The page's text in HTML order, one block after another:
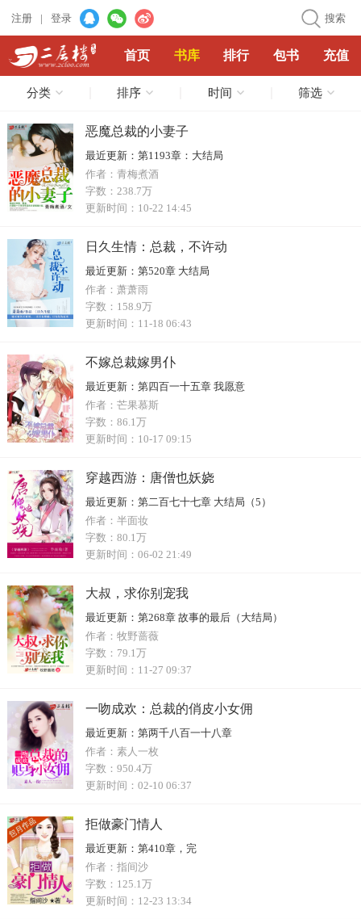
注册 | 登录 搜索
首页 书库 排行 包书 充值
分类 排序 时间 筛选
恶魔总裁的小妻子
最近更新： 第1193章：大结局
作者： 青梅煮酒
字数： 238.7万
更新时间： 10-22 14:45
日久生情：总裁，不许动
最近更新：
第520章 大结局
作者： 萧萧雨
字数： 158.9万
更新时间： 11-18 06:43
不嫁总裁嫁男仆
最近更新： 第四百一十五章 我愿意
作者： 芒果慕斯
字数： 86.1万
更新时间： 10-17 09:15
穿越西游：唐僧也妖娆
最近更新： 第二百七十七章 大结局（5）
作者： 半面妆
字数： 80.1万
更新时间： 06-02 21:49
大叔，求你别宠我
最近更新： 第268章 故事的最后（大结局）
作者： 牧野蔷薇
字数： 79.1万
更新时间： 11-27 09:37
一吻成欢：总裁的俏皮小女佣
最近更新： 第两千八百一十八章
作者： 素人一枚
字数： 950.4万
更新时间： 02-10 06:37
拒做豪门情人
最近更新： 第410章，完
作者： 指间沙
字数： 125.1万
更新时间： 12-23 13:34